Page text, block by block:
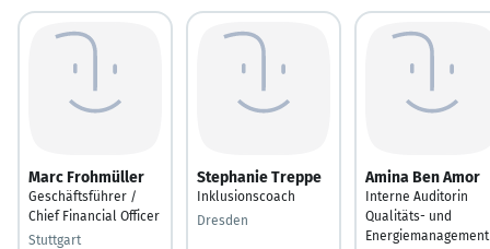
Marc Frohmüller
Geschäftsführer /
Chief Financial Officer
Stuttgart
Stephanie Treppe
Inklusionscoach
Dresden
Amina Ben Amor
Interne Auditorin
Qualitäts- und
Energiemanagement